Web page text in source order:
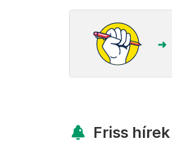
Friss hírek